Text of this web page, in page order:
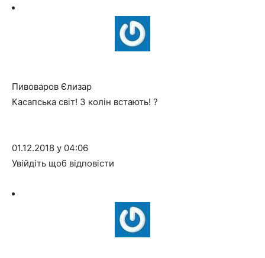
Пивоваров Єлизар
Касапська світ! З колін встають! ?
01.12.2018 у 04:06
Увійдіть щоб відповісти